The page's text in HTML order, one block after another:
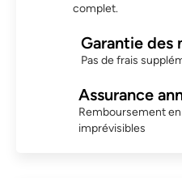
complet.
Garantie des
Pas de frais
Assurance
Remboursement
imprévisibles